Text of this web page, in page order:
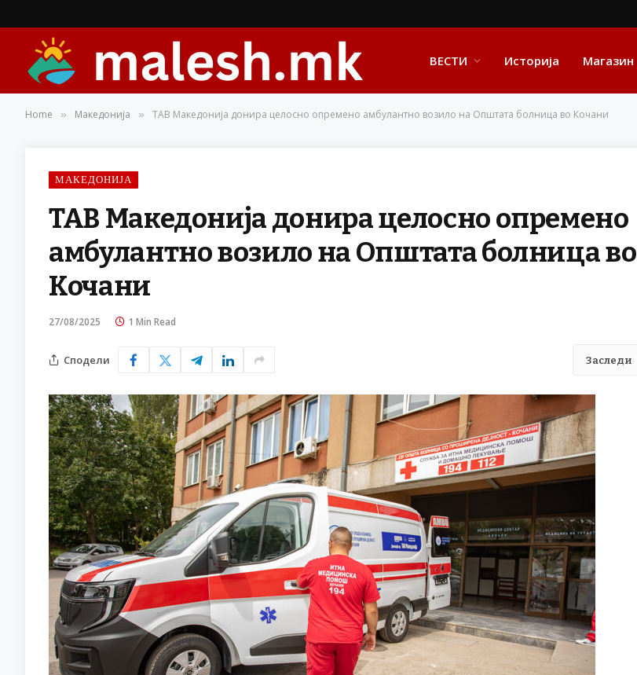
ВЕСТИ Историја Магазин
Home » Македонија » ТАВ Македонија донира целосно опремено амбулантно возило на Општата болница во Кочани
МАКЕДОНИЈА
ТАВ Македонија донира целосно опремено
амбулантно возило на Општата болница во
Кочани
27/08/2025 1 Min Read
Сподели Заследи